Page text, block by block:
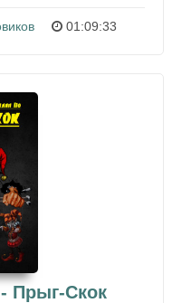
01:09:33
Прыг-Скок